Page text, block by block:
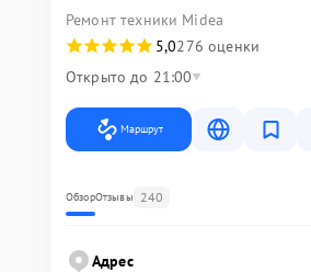
Ремонт техники Midea
5,0276 оценки
Открыто до 21:00
Маршрут
ОбзорОтзывы 240
Адрес